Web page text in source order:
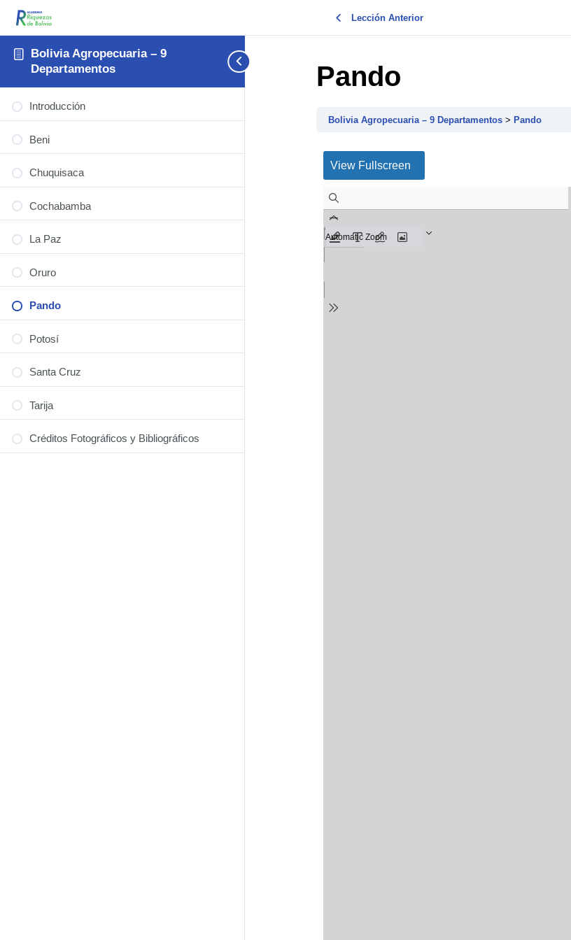
Bolivia Agropecuaria – 9
Departamentos
Introducción
Beni
Chuquisaca
Cochabamba
La Paz
Oruro
Pando
Potosí
Santa Cruz
Tarija
Créditos Fotográficos y Bibliográficos
Lección Anterior
Pando
Bolivia Agropecuaria – 9 Departamentos Pando
View Fullscreen